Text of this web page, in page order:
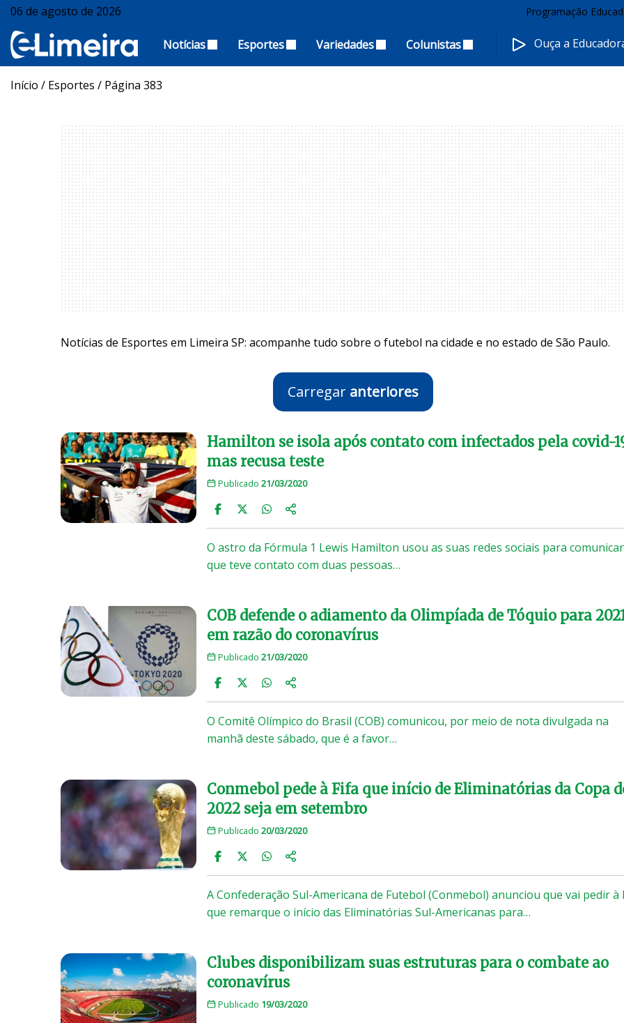
06 de agosto de 2026 Programação
Notícias Esportes Variedades Colunistas Ouça a
Início / Esportes / Página 383
Notícias de Esportes em Limeira SP: acompanhe tudo sobre o futebol na cidade e no estado de São Paulo.
Carregar anteriores
Hamilton se isola após contato com infectados pela covid-
mas recusa teste
Publicado 21/03/2020
O astro da Fórmula 1 Lewis Hamilton usou as suas redes sociais para comunicar
que teve contato com duas pessoas…
COB defende o adiamento da Olimpíada de Tóquio para
em razão do coronavírus
Publicado 21/03/2020
O Comitê Olímpico do Brasil (COB) comunicou, por meio de nota divulgada na
manhã deste sábado, que é a favor…
Conmebol pede à Fifa que início de Eliminatórias da Copa
2022 seja em setembro
Publicado 20/03/2020
A Confederação Sul-Americana de Futebol (Conmebol) anunciou que vai pedir à
que remarque o início das Eliminatórias Sul-Americanas para…
Clubes disponibilizam suas estruturas para o combate ao
coronavírus
Publicado 19/03/2020